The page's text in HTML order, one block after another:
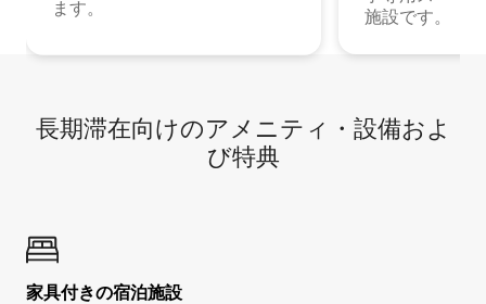
ます。
施設です。
長期滞在向け⁠のア⁠メ⁠ニ⁠テ⁠ィ⁠・設⁠備⁠およ
び特⁠典
家具付き⁠の宿⁠泊⁠施⁠設